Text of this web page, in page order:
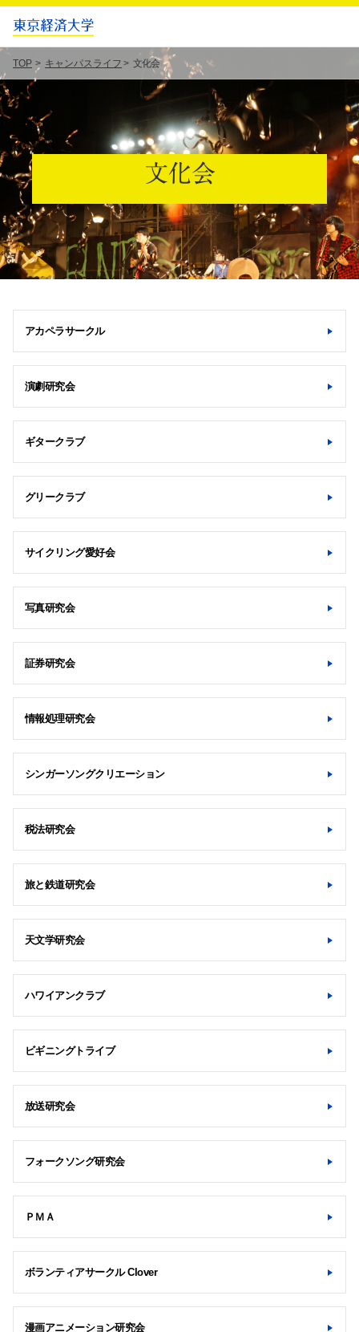
検索する
よく検索されるページ
各種証明書の発行
各種手続
TOP キャンパスライフ 文化会
文化会
アカペラサークル
演劇研究会
ギタークラブ
グリークラブ
サイクリング愛好会
写真研究会
証券研究会
情報処理研究会
シンガーソングクリエーション
税法研究会
旅と鉄道研究会
天文学研究会
ハワイアンクラブ
ビギニングトライブ
放送研究会
フォークソング研究会
ＰＭＡ
ボランティアサークル Clover
漫画アニメーション研究会